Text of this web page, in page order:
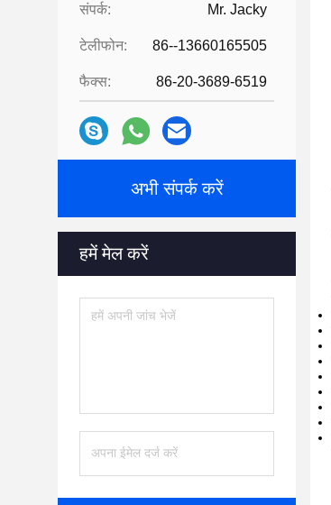
संपर्क: Mr. Jacky
टेलीफोन: 86--13660165505
फैक्स: 86-20-3689-6519
अभी संपर्क करें
हमें मेल करें